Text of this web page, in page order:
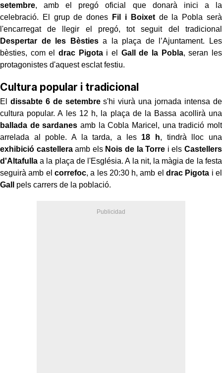
setembre, amb el pregó oficial que donarà inici a la
celebració. El grup de dones
Fil i Boixetde la Pobla serà
l'encarregat de llegir el pregó, tot seguit del tradicional
Despertar de les Bèstiesa la plaça de l’Ajuntament. Les
bèsties, com el drac Pigotai el Gall de la Pobla, seran les
protagonistes d'aquest esclat festiu.
Cultura popular i tradicional
El dissabte 6 de setembres'hi viurà una jornada intensa de
cultura popular. A les 12 h, la plaça de la Bassa acollirà una
ballada de sardanes amb la Cobla Maricel, una tradició molt
arrelada al poble. A la tarda, a les 18 h, tindrà lloc una
exhibició castelleraamb els Nois de la Torre i els Castellers
d'Altafulla a la plaça de l'Església. A la nit, la màgia de la festa
seguirà amb el correfoc, a les 20:30 h, amb eldrac Pigota i el
Gall
pels carrers de la població.